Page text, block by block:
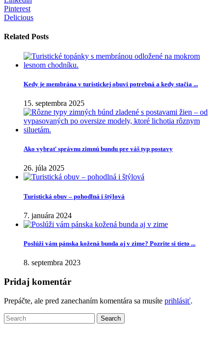
Pinterest
Delicious
Related Posts
Kedy je membrána v turistickej obuvi potrebná a kedy stačia ...
15. septembra 2025
Ako vybrať správnu zimnú bundu pre váš typ postavy
26. júla 2025
Turistická obuv – pohodlná i štýlová
7. januára 2024
Poslúži vám pánska kožená bunda aj v zime? Pozrite si tieto ...
8. septembra 2023
Pridaj komentár
Prepáčte, ale pred zanechaním komentára sa musíte prihlásiť.